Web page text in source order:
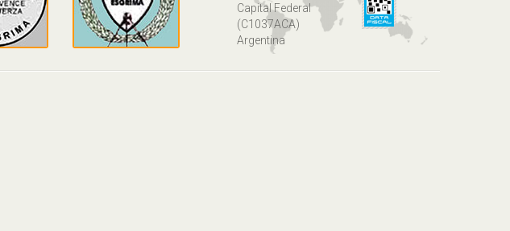
Capital Federal
(C1037ACA)
Argentina